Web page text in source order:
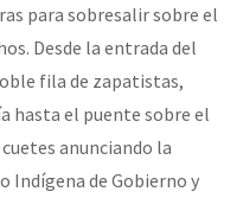
por la libertad de Jesús
no Estado Espanhol
para sobresalir sobre el
Desde la entrada del
fila de zapatistas,
hasta el puente sobre el
anunciando la
Indígena de Gobierno y